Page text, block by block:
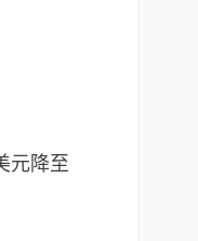
元降至